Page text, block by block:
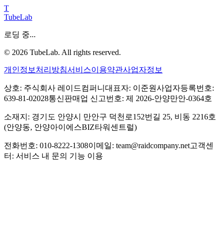
T
TubeLab
로딩 중...
© 2026 TubeLab. All rights reserved.
개인정보처리방침서비스이용약관사업자정보
상호: 주식회사 레이드컴퍼니 대표자: 이준원사업자등록번호:
639-81-02028통신판매업 신고번호: 제 2026-안양만안-0364호
소재지: 경기도 안양시 만안구 덕천로152번길 25, 비동 2216호
(안양동, 안양아이에스BIZ타워센트럴)
전화번호: 010-8222-1308이메일: team@raidcompany.net고객센
터: 서비스 내 문의 기능 이용